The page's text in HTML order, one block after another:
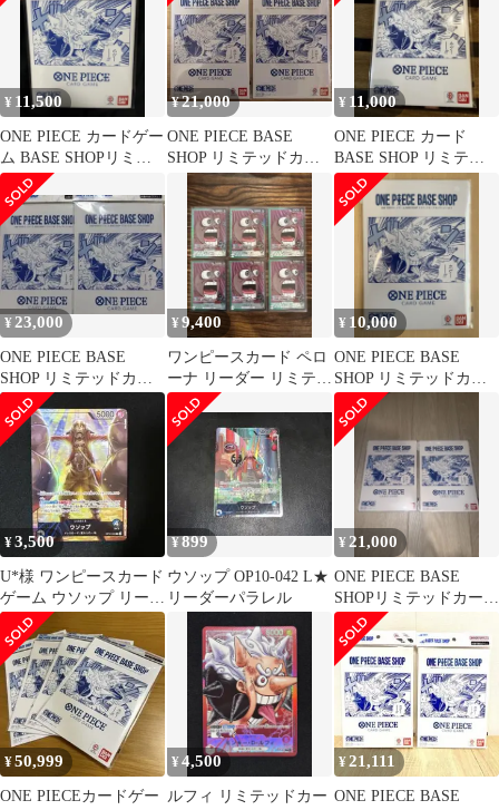
¥ 11,500
ONE PIECE カードゲー
ム BASE SHOPリミテ
ッドカードコレクショ
ン
¥21,000
ONE PIECE BASE
SHOP リミテッドカー
ドコレクション ２セッ
¥ 11,000
ONE PIECE カード
BASE SHOP リミテッ
ドコレクションvo.1
¥ 23,000
ONE PIECE BASE
SHOP リミテッドカー
ドコレクション
¥9,400
ワンピースカード ペロ
ーナ リーダー リミテッ
ドカードコレクション
BASE
¥ 10,000
ONE PIECE BASE
SHOP リミテッドカー
ドコレクション vol.1
¥3,500
U*様 ワンピースカード
ゲーム ウソップ リーダ
ーパラレル OP10-042
¥899
ウソップ OP10-042 L★
リーダーパラレル
¥ 21,000
ONE PIECE BASE
SHOPリミテッドカード
コレクションvol.1
¥50,999
ONE PIECEカードゲー
¥4,500
ルフィ リミテッドカー
¥21,111
ONE PIECE BASE